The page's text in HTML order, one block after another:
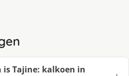
is Tajine: kalkoen in